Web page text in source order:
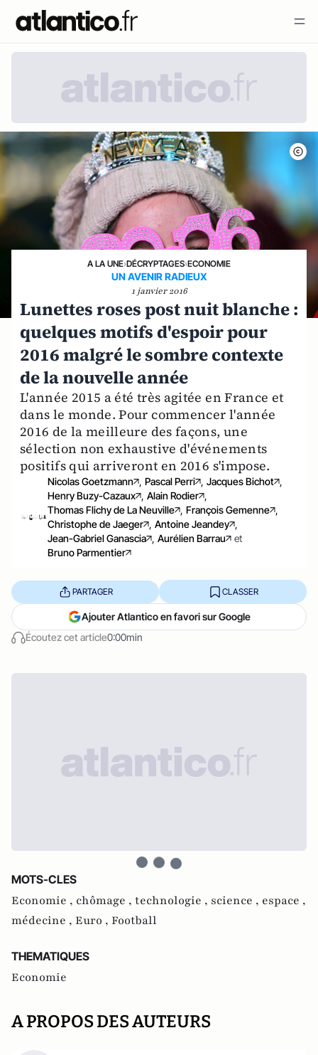
A LA UNE›DÉCRYPTAGES›ECONOMIE
UN AVENIR RADIEUX
1 janvier 2016
Lunettes roses post nuit blanche :
quelques motifs d'espoir pour
2016 malgré le sombre contexte
de la nouvelle année
L'année 2015 a été très agitée en France et
dans le monde. Pour commencer l'année
2016 de la meilleure des façons, une
sélection non exhaustive d'événements
positifs qui arriveront en 2016 s'impose.
Nicolas Goetzmann , Pascal Perri , Jacques Bichot ,
Henry Buzy-Cazaux , Alain Rodier ,
Thomas Flichy de La Neuville , François Gemenne ,
Christophe de Jaeger , Antoine Jeandey ,
Jean-Gabriel Ganascia , Aurélien Barrau
et
Bruno Parmentier
Écoutez cet article0:00min
PARTAGER CLASSER
Ajouter Atlantico en favori sur Google
MOTS-CLES
Economie , chômage , technologie , science , espace ,
médecine , Euro , Football
THEMATIQUES
Economie
A PROPOS DES AUTEURS